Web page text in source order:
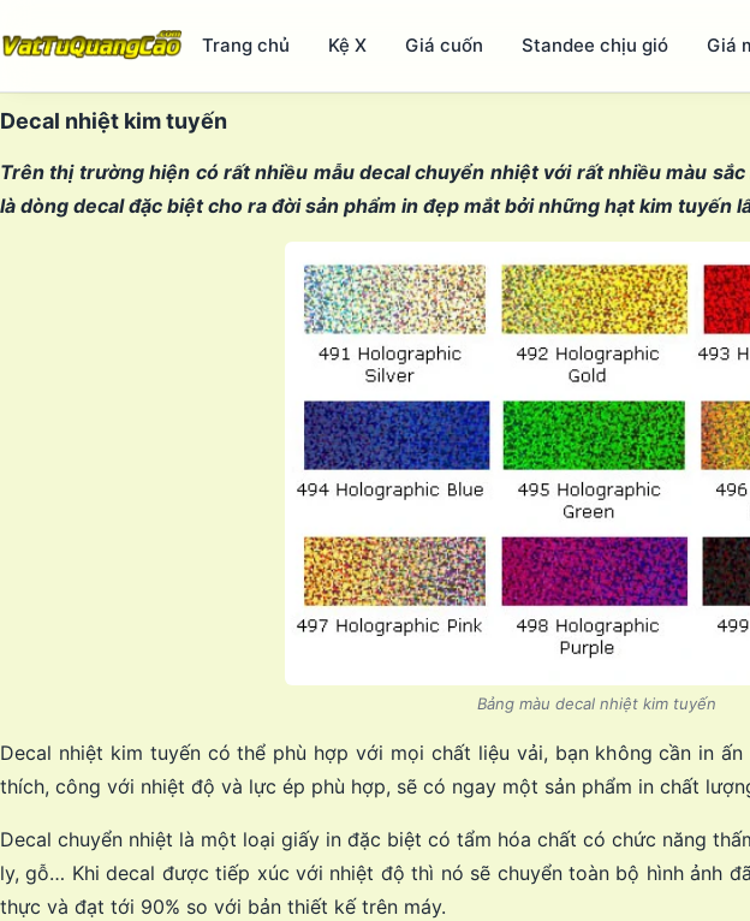
Trang chủ Kệ X Giá cuốn Standee chịu gió Giá
Decal nhiệt kim tuyến
Trên thị trường hiện có rất nhiều mẫu decal chuyển nhiệt với rất nhiều màu
là dòng decal đặc biệt cho ra đời sản phẩm in đẹp mắt bởi những hạt kim tuyến
Bảng màu decal nhiệt kim tuyến
Decal nhiệt kim tuyến có thể phù hợp với mọi chất liệu vải, bạn không cần in
thích, công với nhiệt độ và lực ép phù hợp, sẽ có ngay một sản phẩm in chất
Decal chuyển nhiệt là một loại giấy in đặc biệt có tẩm hóa chất có chức năng
ly, gỗ… Khi decal được tiếp xúc với nhiệt độ thì nó sẽ chuyển toàn bộ hình ảnh
thực và đạt tới 90% so với bản thiết kế trên máy.